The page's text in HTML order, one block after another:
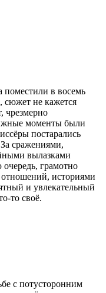
поместили в восемь
сюжет не кажется
чрезмерно
моменты были
постарались
сражениями,
вылазками
грамотно
историями
и увлекательный
то своё.
с потусторонним